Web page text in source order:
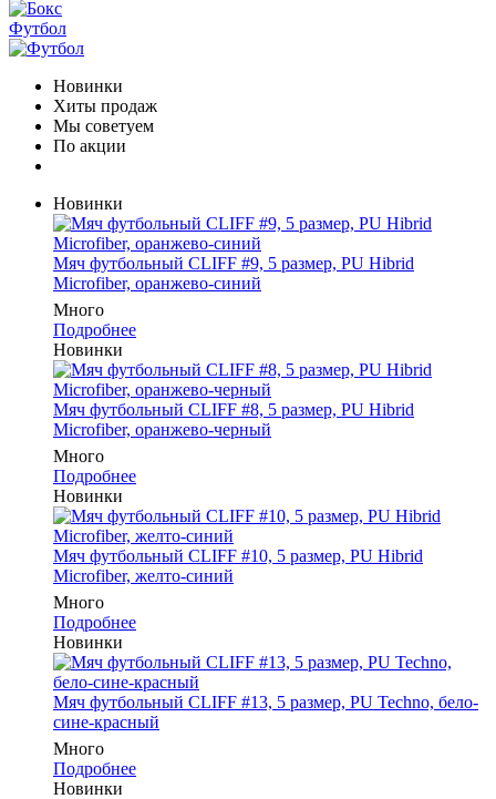
Футбол
Новинки
Хиты продаж
Мы советуем
По акции
Новинки
Мяч футбольный CLIFF #9, 5 размер, PU Hibrid
Microfiber, оранжево-синий
Много
Подробнее
Новинки
Мяч футбольный CLIFF #8, 5 размер, PU Hibrid
Microfiber, оранжево-черный
Много
Подробнее
Новинки
Мяч футбольный CLIFF #10, 5 размер, PU Hibrid
Microfiber, желто-синий
Много
Подробнее
Новинки
Мяч футбольный CLIFF #13, 5 размер, PU Techno, бело-
сине-красный
Много
Подробнее
Новинки